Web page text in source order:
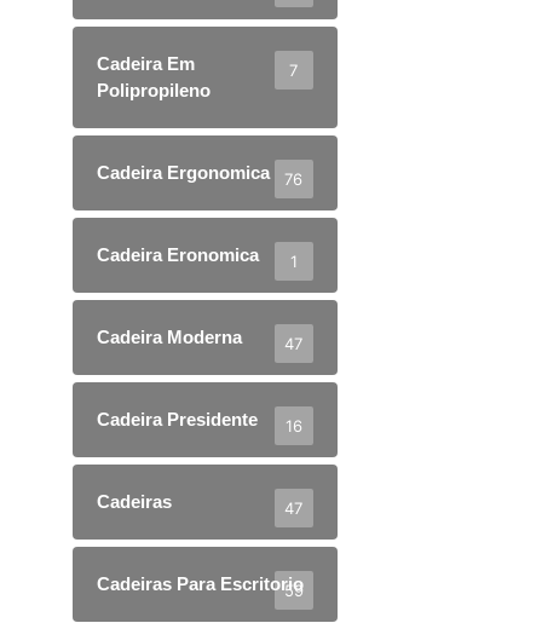
Cadeira Em
Polipropileno
7
Cadeira Ergonomica 76
Cadeira Eronomica 1
Cadeira Moderna 47
Cadeira Presidente 16
Cadeiras 47
Cadeiras Para Escritorio
59